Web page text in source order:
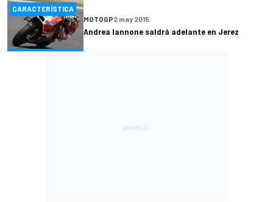
CARACTERÍSTICA
MOTOGP2 may 2015
Andrea Iannone saldrá adelante en Jerez